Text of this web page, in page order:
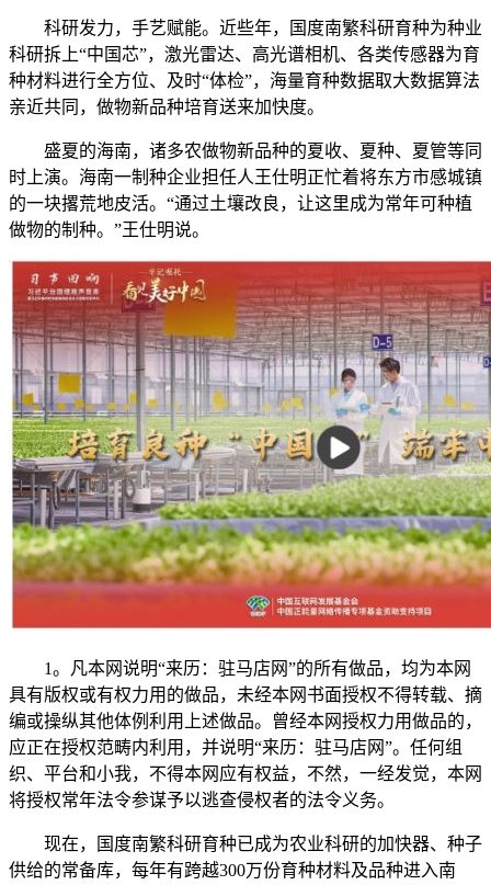
科研发力，手艺赋能。近些年，国度南繁科研育种为种业
科研拆上“中国芯”，激光雷达、高光谱相机、各类传感器为育
种材料进行全方位、及时“体检”，海量育种数据取大数据算法
亲近共同，做物新品种培育送来加快度。
盛夏的海南，诸多农做物新品种的夏收、夏种、夏管等同
时上演。海南一制种企业担任人王仕明正忙着将东方市感城镇
的一块撂荒地皮活。“通过土壤改良，让这里成为常年可种植
做物的制种。”王仕明说。
1。凡本网说明“来历：驻马店网”的所有做品，均为本网
具有版权或有权力用的做品，未经本网书面授权不得转载、摘
编或操纵其他体例利用上述做品。曾经本网授权力用做品的，
应正在授权范畴内利用，并说明“来历：驻马店网”。任何组
织、平台和小我，不得本网应有权益，不然，一经发觉，本网
将授权常年法令参谋予以逃查侵权者的法令义务。
现在，国度南繁科研育种已成为农业科研的加快器、种子
供给的常备库，每年有跨越300万份育种材料及品种进入南